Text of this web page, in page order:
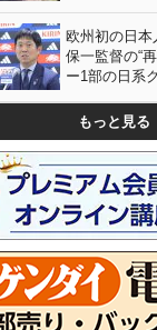
欧州初の日本
保一監督の“
ー1部の日系
もっと見る